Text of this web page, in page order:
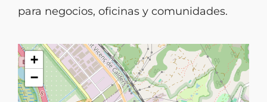
para negocios, oficinas y comunidades.
+
−